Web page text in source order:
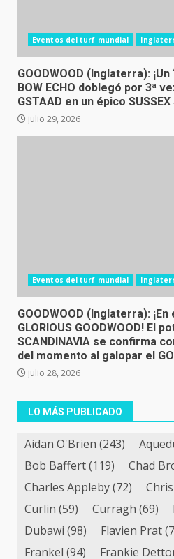
Eventos del turf mundial
GOODWOOD (Inglaterra):
BOW ECHO doblegó por 3ª
GSTAAD en un épico SUSSEX
julio 29, 2026
Eventos del turf mundial
GOODWOOD (Inglaterra):
GLORIOUS GOODWOOD! El
SCANDINAVIA se confirma
del momento al galopar el
julio 28, 2026
LO MÁS PUBLICADO
Aidan O'Brien (243)
Bob Baffert(119) Chad
Charles Appleby(72)
Curlin (59) Curragh (69)
Dubawi (98) Flavien Prat
Frankel (94) Frankie